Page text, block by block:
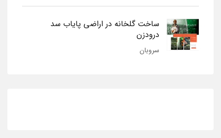
ساخت گلخانه در اراضی پایاب سد
درودزن
سروبان